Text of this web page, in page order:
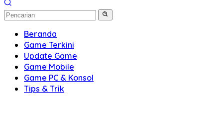
Beranda
Game Terkini
Update Game
Game Mobile
Game PC & Konsol
Tips & Trik